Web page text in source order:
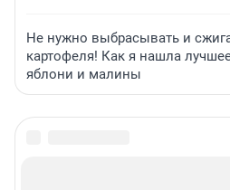
Не нужно выбрасывать и
картофеля! Как я нашла
яблони и малины